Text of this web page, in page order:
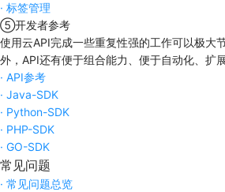
· 标签管理
⑤开发者参考
使用云API完成一些重复性强的工作可以极大
外，API还有便于组合能力、便于自动化、扩
· API参考
· Java-SDK
· Python-SDK
· PHP-SDK
· GO-SDK
常见问题
· 常见问题总览